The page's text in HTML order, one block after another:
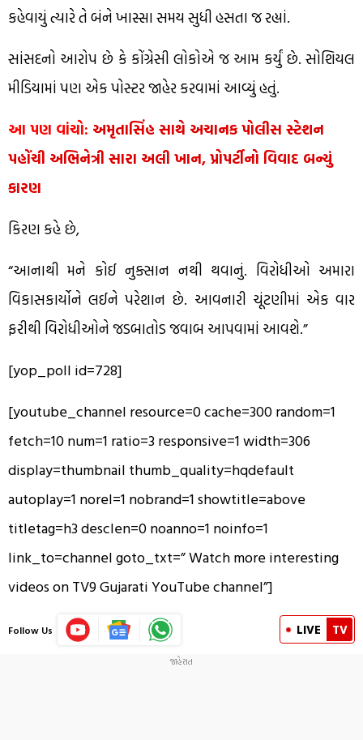
કહેવાયું ત્યારે તે બંને ખાસ્સા સમય સુધી હસતા જ રહ્યાં.
સાંસદનો આરોપ છે કે કોંગ્રેસી લોકોએ જ આમ કર્યું છે. સોશિયલ
મીડિયામાં પણ એક પોસ્ટર જાહેર કરવામાં આવ્યું હતું.
આ પણ વાંચો: અમૃતાસિંહ સાથે અચાનક પોલીસ સ્ટેશન
પહોંચી અભિનેત્રી સારા અલી ખાન, પ્રોપર્ટીનો વિવાદ બન્યું
કારણ
કિરણ કહે છે,
“આનાથી મને કોઈ નુક્સાન નથી થવાનું. વિરોધીઓ અમારા
વિકાસકાર્યોને લઈને પરેશાન છે. આવનારી ચૂંટણીમાં એક વાર
ફરીથી વિરોધીઓને જડબાતોડ જવાબ આપવામાં આવશે.”
[yop_poll id=728]
[youtube_channel resource=0 cache=300 random=1
fetch=10 num=1 ratio=3 responsive=1 width=306
display=thumbnail thumb_quality=hqdefault
autoplay=1 norel=1 nobrand=1 showtitle=above
titletag=h3 desclen=0 noanno=1 noinfo=1
link_to=channel goto_txt=” Watch more interesting
videos on TV9 Gujarati YouTube channel”]
Follow Us LIVE TV